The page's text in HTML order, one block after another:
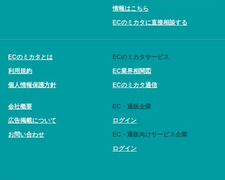
情報はこちら
ECのミカタに直接相談する
ECのミカタとは
利用規約
個人情報保護方針
会社概要
広告掲載について
お問い合わせ
ECのミカタサービス
EC業界相関図
ECのミカタ通信
EC・通販企業
ログイン
EC・通販向けサービス企業
ログイン